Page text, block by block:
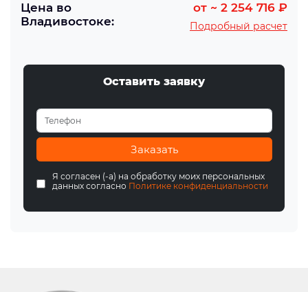
Цена во
Владивостоке:
от ~ 2 254 716 ₽
Подробный расчет
Оставить заявку
Заказать
Я согласен (-а) на обработку моих персональных
данных согласно Политике конфиденциальности